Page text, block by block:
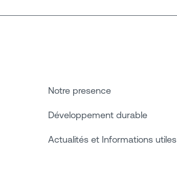
Notre presence
Développement durable
Actualités et Informations utiles